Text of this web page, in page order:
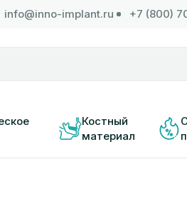
info@inno-implant.ru +7 (800)
Костный
материал